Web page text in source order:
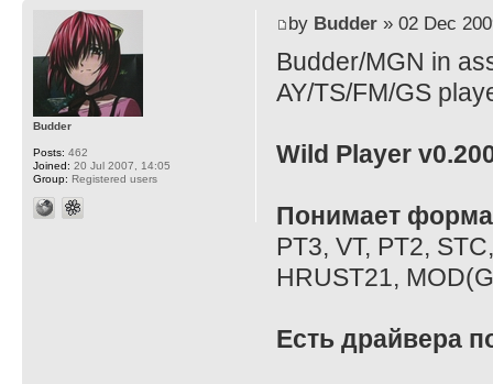
by Budder» 02 Dec
Budder/MGN in
AY/TS/FM/GS
Wild Player
Понимает
PT3, VT, PT2,
HRUST21,
Есть драйвера
Budder
Posts: 462
Joined: 20 Jul 2007, 14:05
Group: Registered users